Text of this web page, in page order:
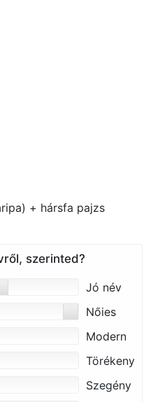
+ hársfa pajzs
szerinted?
Jó név
Nőies
Modern
Törékeny
Szegény